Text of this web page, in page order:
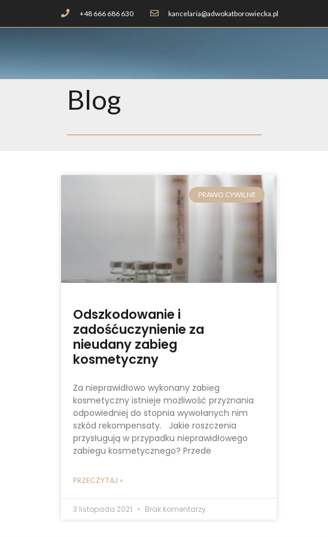
+48 666 686 630 kancelaria@adwokatborowiecka.pl
Blog
PRAWO CYWILNE
Odszkodowanie i
zadośćuczynienie za
nieudany zabieg
kosmetyczny
Za nieprawidłowo wykonany zabieg
kosmetyczny istnieje możliwość przyznania
odpowiedniej do stopnia wywołanych nim
szkód rekompensaty. Jakie roszczenia
przysługują w przypadku nieprawidłowego
zabiegu kosmetycznego? Przede
PRZECZYTAJ »
3 listopada 2021 Brak komentarzy